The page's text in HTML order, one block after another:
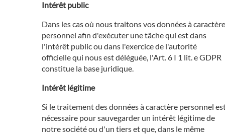
Intérêt public
Dans les cas où nous traitons vos données à caractère
personnel afin d'exécuter une tâche qui est dans
l'intérêt public ou dans l'exercice de l'autorité
officielle qui nous est déléguée, l'Art. 6 I 1 lit. e GDPR
constitue la base juridique.
Intérêt légitime
Si le traitement des données à caractère personnel
nécessaire pour sauvegarder un intérêt légitime de
notre société ou d'un tiers et que, dans le même